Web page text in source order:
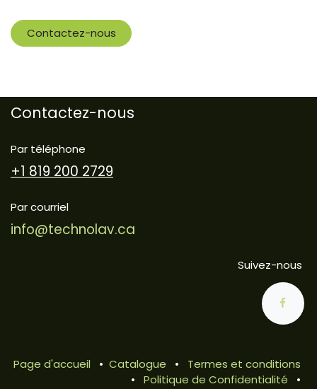
Contactez-nous
Contactez-nous
Par téléphone
+1 819 200 2729
Par courriel
info@technolav.ca
Suivez-nous
Page d'accueil • Catalogue •
Termes et conditions
•
Politique de Confidentialité
•